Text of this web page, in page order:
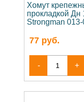
Хомут
прокладкой
Strongman
77 руб.
- +